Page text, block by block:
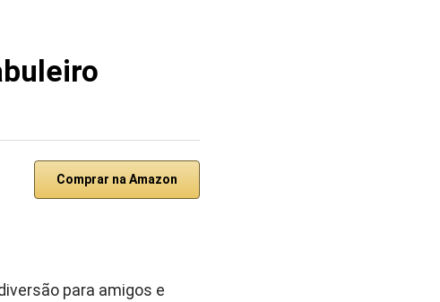
Comprar na Amazon
para amigos e